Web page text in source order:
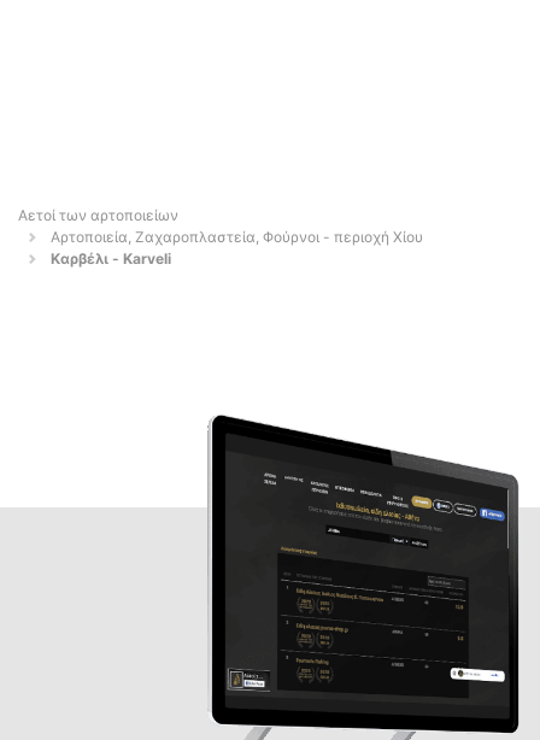
Αετοί των αρτοποιείων
Αρτοποιεία, Ζαχαροπλαστεία, Φούρνοι - περιοχή Χίου
Καρβέλι - Karveli